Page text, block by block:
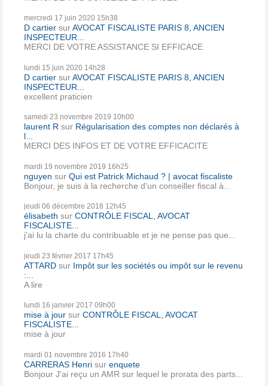
mercredi 17 juin 2020 15h38
D cartier surAVOCAT FISCALISTE PARIS 8, ANCIEN
INSPECTEUR...
MERCI DE VOTRE ASSISTANCE SI EFFICACE
lundi 15 juin 2020 14h28
D cartier surAVOCAT FISCALISTE PARIS 8, ANCIEN
INSPECTEUR...
excellent praticien
samedi 23 novembre 2019 10h00
laurent R sur Régularisation des comptes non déclarés à
l...
MERCI DES INFOS ET DE VOTRE EFFICACITE
mardi 19 novembre 2019 16h25
nguyen sur Qui est Patrick Michaud ? | avocat fiscaliste
Bonjour, je suis à la recherche d'un conseiller fiscal à...
jeudi 06 décembre 2018 12h45
élisabeth sur CONTRÔLE FISCAL, AVOCAT
FISCALISTE...
j'ai lu la charte du contribuable et je ne pense pas que...
jeudi 23 février 2017 17h45
ATTARD sur Impôt sur les sociétés ou impôt sur le revenu
:...
A lire
lundi 16 janvier 2017 09h00
mise à jour sur CONTRÔLE FISCAL, AVOCAT
FISCALISTE...
mise à jour
mardi 01 novembre 2016 17h40
CARRERAS Henri sur enquete
Bonjour J'ai reçu un AMR sur lequel le prorata des parts...